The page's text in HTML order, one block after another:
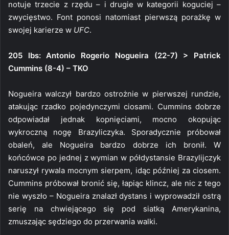
notuje trzecie z rzędu – i drugie w kategorii koguciej –
zwycięstwo. Font ponosi natomiast pierwszą porażkę w
swojej karierze w UFC.
205 lbs: Antonio Rogerio Nogueira (22-7) > Patrick
Cummins (8-4) – TKO
Nogueira walczył bardzo ostrożnie w pierwszej rundzie,
atakując rzadko pojedynczymi ciosami. Cummins dobrze
odpowiadał jednak kopnięciami, mocno okopując
wykroczną nogę Brazyliczyka. Sporadycznie próbował
obaleń, ale Nogueira bardzo dobrze ich bronił. W
końcówce po jednej z wymian w półdystansie Brazylijczyk
naruszył rywala mocnym sierpem, idąc później za ciosem.
Cummins próbował bronić się, łapiąc klincz, ale nic z tego
nie wyszło – Nogueira znalazł dystans i wyprowadził ostrą
serię na chwiejącego się pod siatką Amerykanina,
zmuszając sędziego do przerwania walki.